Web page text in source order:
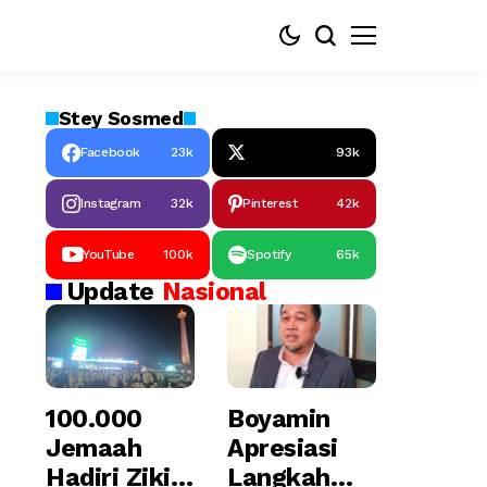
Stey Sosmed
Facebook 23k 93k
Instagram 32k Pinterest 42k
YouTube 100k Spotify 65k
Update Nasional
100.000
Jemaah
Hadiri Zikir
Boyamin
Apresiasi
Langkah